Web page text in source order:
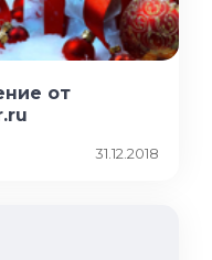
от
31.12.2018